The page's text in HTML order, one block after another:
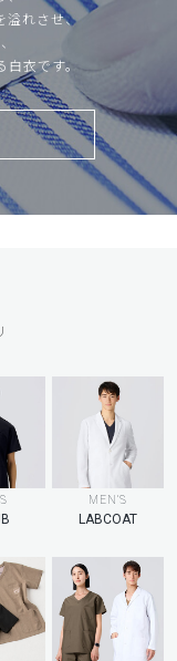
溢れさせ、
白衣です。
MEN’S
LABCOAT